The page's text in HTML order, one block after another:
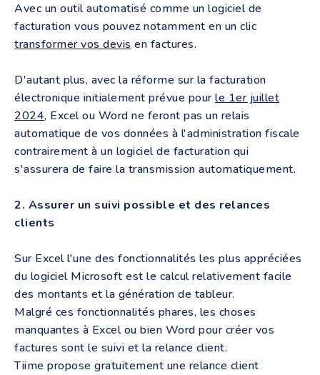
Avec un outil automatisé comme un logiciel de
facturation vous pouvez notamment en un clic
transformer vos devis en factures.
D'autant plus, avec la réforme sur la facturation
électronique initialement prévue pourle 1er juillet
2024, Excel ou Word ne feront pas un relais
automatique de vos données à l'administration fiscale
contrairement à un logiciel de facturation qui
s'assurera de faire la transmission automatiquement.
2. Assurer un suivi possible et des relances
clients
Sur Excel l'une des fonctionnalités les plus appréciées
du logiciel Microsoft est le calcul relativement facile
des montants et la génération de tableur.
Malgré ces fonctionnalités phares, les choses
manquantes à Excel ou bien Word pour créer vos
factures sont le suivi et la relance client.
Tiime propose gratuitement une relance client